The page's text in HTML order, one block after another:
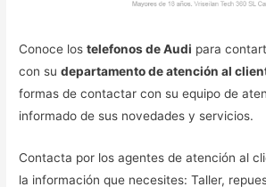
Conoce lostelefonos de Audi para
con sudepartamento de atención al
formas de contactar con su equipo de
informado de sus novedades y servicios.
Contacta por los agentes de atención al
la información que necesites: Taller,